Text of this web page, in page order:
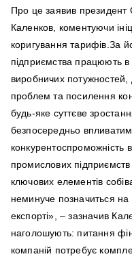
Про це заявив
Каленков, коментуючи
коригування тарифів.За
підприємства працюють в
виробничих потужностей,
проблем та посилення
будь-яке суттєве
безпосередньо
конкурентоспроможність
промислових
ключових елементів
неминуче позначиться на
експорті», – зазначив
наголошують: питання
компаній потребує